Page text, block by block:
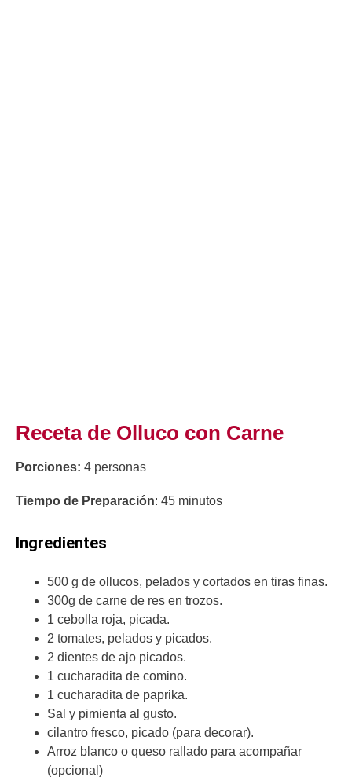
Receta de Olluco con Carne
Porciones: 4 personas
Tiempo de Preparación: 45 minutos
Ingredientes
500 g de ollucos, pelados y cortados en tiras finas.
300g de carne de res en trozos.
1 cebolla roja, picada.
2 tomates, pelados y picados.
2 dientes de ajo picados.
1 cucharadita de comino.
1 cucharadita de paprika.
Sal y pimienta al gusto.
cilantro fresco, picado (para decorar).
Arroz blanco o queso rallado para acompañar
(opcional)